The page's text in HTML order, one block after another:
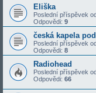
Eliška
Poslední příspěvek
Odpovědi: 9
česká kapela
Poslední příspěvek
Odpovědi: 8
Radiohead
Poslední příspěvek
Odpovědi: 66